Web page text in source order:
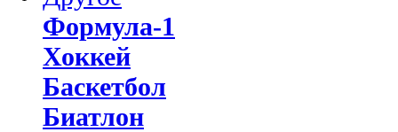
Формула-1
Хоккей
Баскетбол
Биатлон